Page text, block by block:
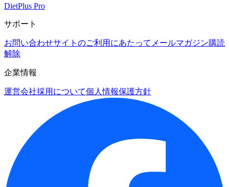
DietPlus Pro
サポート
お問い合わせサイトのご利用にあたって メールマガジン購読
解除
企業情報
運営会社採用について個人情報保護方針